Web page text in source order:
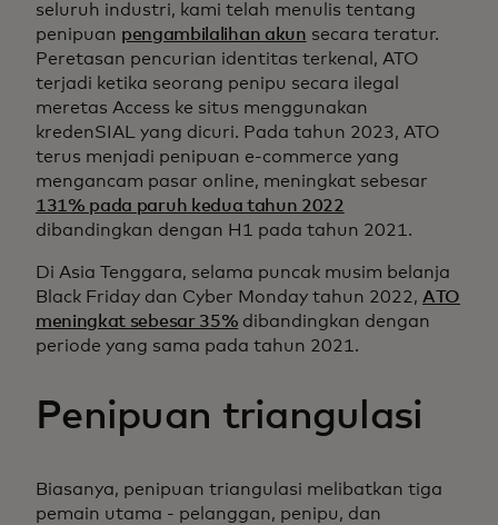
seluruh industri, kami telah menulis tentang
penipuan pengambilalihan akun secara teratur.
Peretasan pencurian identitas terkenal, ATO
terjadi ketika seorang penipu secara ilegal
meretas Access ke situs menggunakan
kredenSIAL yang dicuri. Pada tahun 2023, ATO
terus menjadi penipuan e-commerce yang
mengancam pasar online, meningkat sebesar
131% pada paruh kedua tahun 2022
dibandingkan dengan H1 pada tahun 2021.
Di Asia Tenggara, selama puncak musim belanja
Black Friday dan Cyber Monday tahun 2022, ATO
meningkat sebesar 35% dibandingkan dengan
periode yang sama pada tahun 2021.
Penipuan triangulasi
Biasanya, penipuan triangulasi melibatkan tiga
pemain utama - pelanggan, penipu, dan